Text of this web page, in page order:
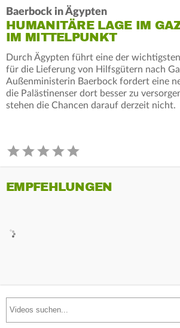
Baerbock in Ägypten
HUMANITÄRE LAGE IM
IM MITTELPUNKT
Durch Ägypten führt eine der
für die Lieferung von Hilfsgütern nach
Außenministerin Baerbock fordert eine
die Palästinenser dort besser zu
stehen die Chancen darauf derzeit nicht.
EMPFEHLUNGEN